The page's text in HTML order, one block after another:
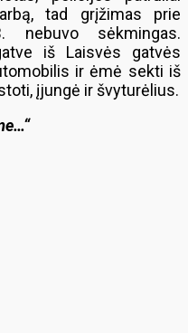
tad grįžimas prie
sėkmingas.
iš Laisvės gatvės
ir ėmė sekti iš
įjungė ir švyturėlius.